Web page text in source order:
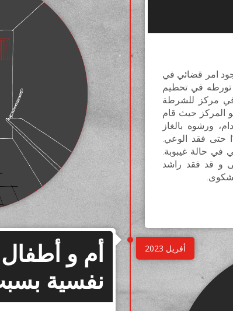
24 سنة ، دون وجود امر قضائي في
تورطه في تحطيم
في مركز للشرطة
المركز حيث قام
ورشوه بالغاز
حتى فقد الوعي.
في حالة غيبوبة.
و قد فقد راشد
أم و
نفسية